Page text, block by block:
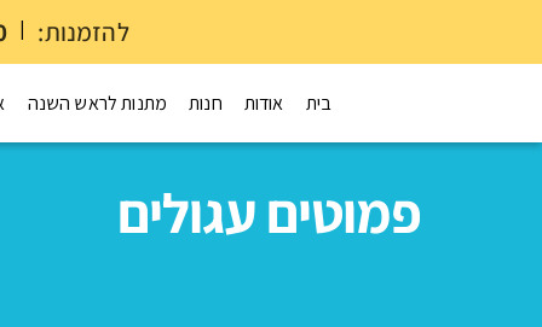
להזמנות: |
בית אודות חנות מתנות לראש השנה
פמוטים עגולים